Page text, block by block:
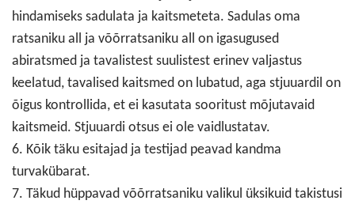
hindamiseks sadulata ja kaitsmeteta. Sadulas oma
ratsaniku all ja võõrratsaniku all on igasugused
abiratsmed ja tavalistest suulistest erinev valjastus
keelatud, tavalised kaitsmed on lubatud, aga stjuuardil on
õigus kontrollida, et ei kasutata sooritust mõjutavaid
kaitsmeid. Stjuuardi otsus ei ole vaidlustatav.
6. Kõik täku esitajad ja testijad peavad kandma
turvakübarat.
7. Täkud hüppavad võõrratsaniku valikul üksikuid takistusi